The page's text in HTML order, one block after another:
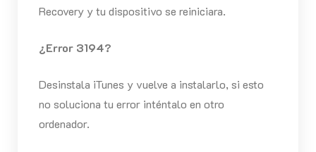
Recovery y tu dispositivo se reiniciara.
¿Error 3194?
Desinstala iTunes y vuelve a instalarlo, si esto
no soluciona tu error inténtalo en otro
ordenador.